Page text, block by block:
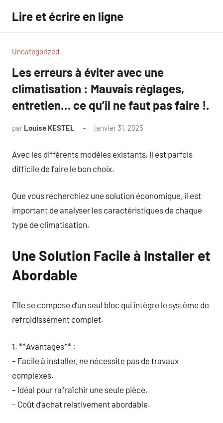
contenu
Lire et écrire en ligne
Uncategorized
Les erreurs à éviter avec une
climatisation : Mauvais réglages,
entretien… ce qu’il ne faut pas faire !.
par Louise KESTEL janvier 31, 2025
Avec les différents modèles existants, il est parfois
difficile de faire le bon choix.
Que vous recherchiez une solution économique, il est
important de analyser les caractéristiques de chaque
type de climatisation.
Une Solution Facile à Installer et
Abordable
Elle se compose d’un seul bloc qui intègre le système de
refroidissement complet.
1. **Avantages** :
– Facile à installer, ne nécessite pas de travaux
complexes.
– Idéal pour rafraîchir une seule pièce.
– Coût d’achat relativement abordable.